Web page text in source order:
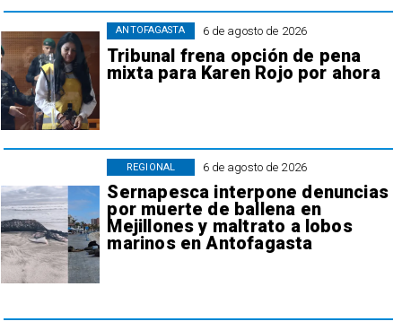
6 de agosto de 2026
Tribunal frena opción de pena
mixta para Karen Rojo por ahora
ANTOFAGASTA
6 de agosto de 2026
Sernapesca interpone denuncias
por muerte de ballena en
Mejillones y maltrato a lobos
marinos en Antofagasta
REGIONAL